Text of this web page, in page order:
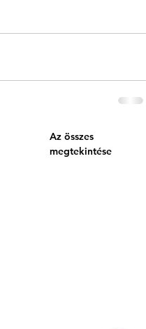
Az összes
megtekintése